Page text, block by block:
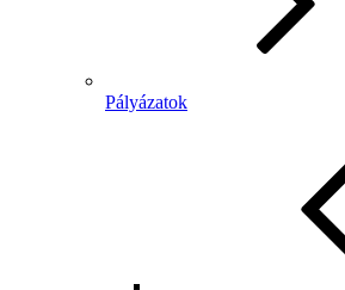
Pályázatok